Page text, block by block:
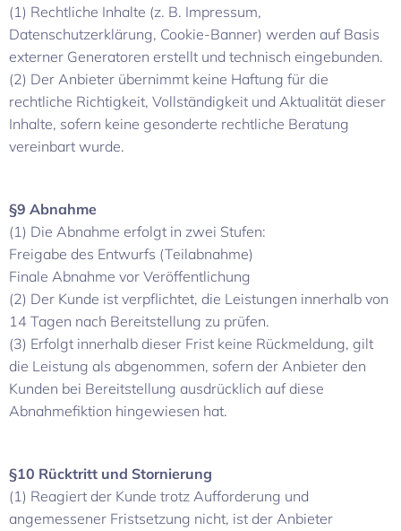
(1) Rechtliche Inhalte (z. B. Impressum,
Datenschutzerklärung, Cookie-Banner) werden auf Basis
externer Generatoren erstellt und technisch eingebunden.
(2) Der Anbieter übernimmt keine Haftung für die
rechtliche Richtigkeit, Vollständigkeit und Aktualität dieser
Inhalte, sofern keine gesonderte rechtliche Beratung
vereinbart wurde.
§9 Abnahme
(1) Die Abnahme erfolgt in zwei Stufen:
Freigabe des Entwurfs (Teilabnahme)
Finale Abnahme vor Veröffentlichung
(2) Der Kunde ist verpflichtet, die Leistungen innerhalb von
14 Tagen nach Bereitstellung zu prüfen.
(3) Erfolgt innerhalb dieser Frist keine Rückmeldung, gilt
die Leistung als abgenommen, sofern der Anbieter den
Kunden bei Bereitstellung ausdrücklich auf diese
Abnahmefiktion hingewiesen hat.
§10 Rücktritt und Stornierung
(1) Reagiert der Kunde trotz Aufforderung und
angemessener Fristsetzung nicht, ist der Anbieter